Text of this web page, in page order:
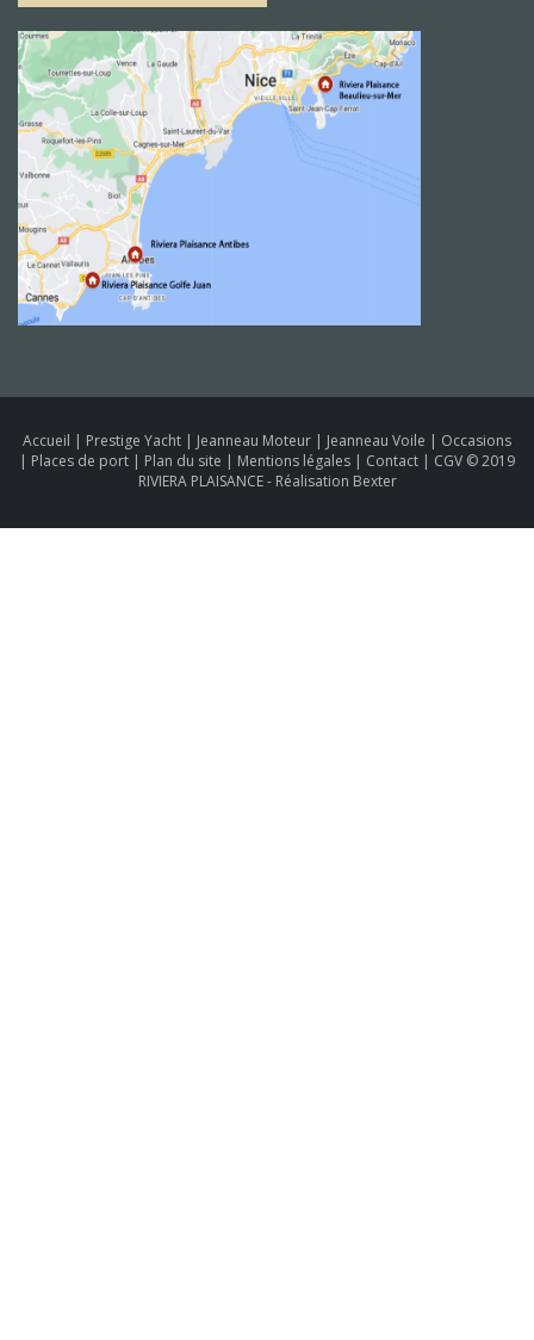
Accueil | Prestige Yacht | Jeanneau Moteur | Jeanneau Voile | Occasions
| Places de port | Plan du site | Mentions légales | Contact | CGV © 2019
RIVIERA PLAISANCE - Réalisation Bexter